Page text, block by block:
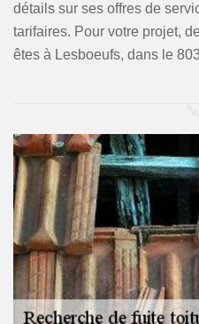
détails sur ses offres de
tarifaires. Pour votre projet,
êtes à Lesboeufs, dans le